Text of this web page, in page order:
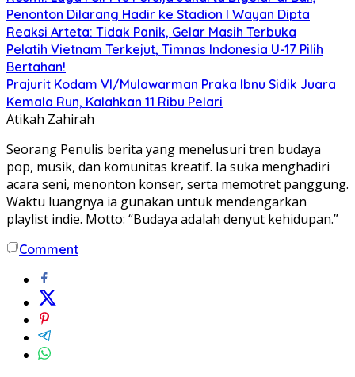
Penonton Dilarang Hadir ke Stadion I Wayan Dipta
Reaksi Arteta: Tidak Panik, Gelar Masih Terbuka
Pelatih Vietnam Terkejut, Timnas Indonesia U-17 Pilih
Bertahan!
Prajurit Kodam VI/Mulawarman Praka Ibnu Sidik Juara
Kemala Run, Kalahkan 11 Ribu Pelari
Atikah Zahirah
Seorang Penulis berita yang menelusuri tren budaya
pop, musik, dan komunitas kreatif. Ia suka menghadiri
acara seni, menonton konser, serta memotret panggung.
Waktu luangnya ia gunakan untuk mendengarkan
playlist indie. Motto: “Budaya adalah denyut kehidupan.”
Comment